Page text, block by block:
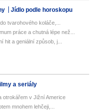
Jídlo podle horoskopu
tvarohového koláče,...
práce a chutná lépe než...
a geniální způsob, j...
a seriály
otrokářem v Jižní Americe
mnohem lehčeji,...